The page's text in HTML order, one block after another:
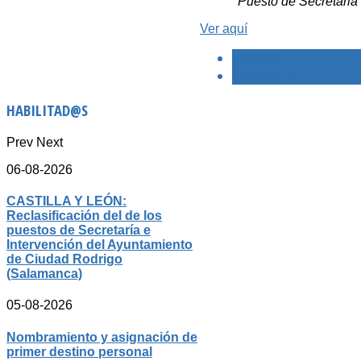
Ver aquí
HABILITAD@S
Prev Next
06-08-2026
CASTILLA Y LEÓN:
Reclasificación del de los
puestos de Secretaría e
Intervención del Ayuntamiento
de Ciudad Rodrigo
(Salamanca)
05-08-2026
Nombramiento y asignación de
primer destino personal